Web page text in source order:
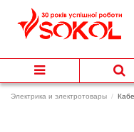
Электрика и электротовары